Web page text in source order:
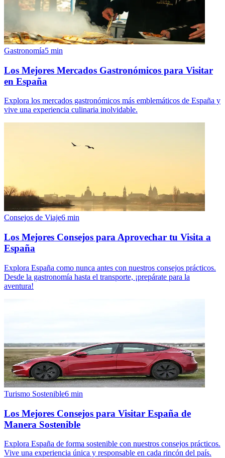
Gastronomía5 min
Los Mejores Mercados Gastronómicos para Visitar
en España
Explora los mercados gastronómicos más emblemáticos de España y
vive una experiencia culinaria inolvidable.
Consejos de Viaje6 min
Los Mejores Consejos para Aprovechar tu Visita a
España
Explora España como nunca antes con nuestros consejos prácticos.
Desde la gastronomía hasta el transporte, ¡prepárate para la
aventura!
Turismo Sostenible6 min
Los Mejores Consejos para Visitar España de
Manera Sostenible
Explora España de forma sostenible con nuestros consejos prácticos.
Vive una experiencia única y responsable en cada rincón del país.